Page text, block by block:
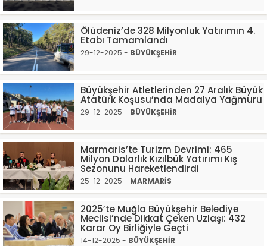
Ölüdeniz’de 328 Milyonluk Yatırımın 4.
Etabı Tamamlandı
29-12-2025 - BÜYÜKŞEHİR
Büyükşehir Atletlerinden 27 Aralık Büyük
Atatürk Koşusu’nda Madalya Yağmuru
29-12-2025 - BÜYÜKŞEHİR
Marmaris’te Turizm Devrimi: 465
Milyon Dolarlık Kızılbük Yatırımı Kış
Sezonunu Hareketlendirdi
25-12-2025 - MARMARİS
2025’te Muğla Büyükşehir Belediye
Meclisi’nde Dikkat Çeken Uzlaşı: 432
Karar Oy Birliğiyle Geçti
14-12-2025 - BÜYÜKŞEHİR